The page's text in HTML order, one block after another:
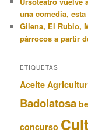
una comedia,
Gilena, El Rubio,
párrocos a partir
ETIQUETAS
Aceite
Badolatosa
concurso